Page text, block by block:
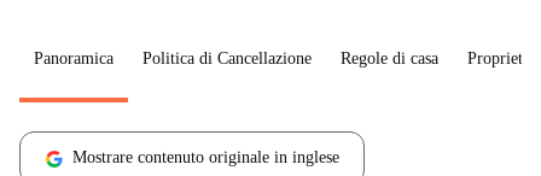
Panoramica Politica di Cancellazione Regole di casa
Mostrare contenuto originale in inglese